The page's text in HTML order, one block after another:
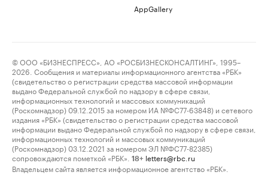
AppGallery
© ООО «БИЗНЕСПРЕСС», АО «РОСБИЗНЕСКОНСАЛТИНГ», 1995–
2026. Сообщения и материалы информационного агентства «РБК»
(свидетельство о регистрации средства массовой информации
выдано Федеральной службой по надзору в сфере связи,
информационных технологий и массовых коммуникаций
(Роскомнадзор) 09.12.2015 за номером ИА №ФС77-63848) и сетевого
издания «РБК» (свидетельство о регистрации средства массовой
информации выдано Федеральной службой по надзору в сфере связи,
информационных технологий и массовых коммуникаций
(Роскомнадзор) 03.12.2021 за номером ЭЛ №ФС77-82385)
сопровождаются пометкой «РБК».
18+ letters@rbc.ru
Владельцем сайта является информационное агентство «РБК».